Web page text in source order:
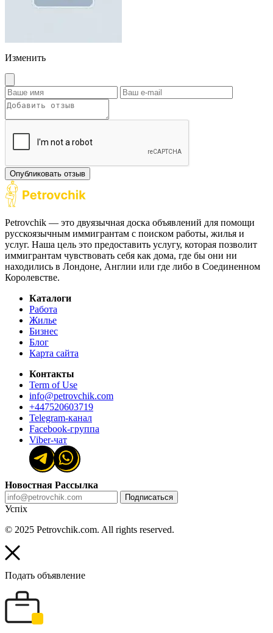
Изменить
Опубликовать отзыв
Petrovchik — это двуязычная доска объявлений для помощи
русскоязычным иммигрантам с поиском работы, жилья и
услуг. Наша цель это предоставить услугу, которая позволит
иммигрантам чувствовать себя как дома, где бы они ни
находились в Лондоне, Англии или где либо в Соединенном
Королевстве.
Каталоги
Работа
Жилье
Бизнес
Блог
Карта сайта
Контакты
Term of Use
info@petrovchik.com
+447520603719
Telegram-канал
Facebook-группа
Viber-чат
Новостная Рассылка
Подписаться
Успіх
© 2025 Petrovchik.com. All rights reserved.
Подать объявление